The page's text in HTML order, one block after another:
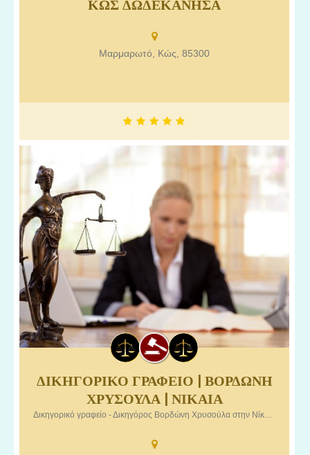
ΚΩΣ ΔΩΔΕΚΑΝΗΣΑ
Μαρμαρωτό, Κώς, 85300
Δικηγορικό γραφείο – Δικηγόρος Βορδώνη Χρυσούλα στην
Νίκαια Αττικής.
ΔΙΚΗΓΟΡΙΚΟ ΓΡΑΦΕΙΟ | ΒΟΡΔΩΝΗ
ΧΡΥΣΟΥΛΑ | ΝΙΚΑΙΑ
Δικηγορικό γραφείο - Δικηγόρος Βορδώνη Χρυσούλα στην Νίκαια Αττικής.